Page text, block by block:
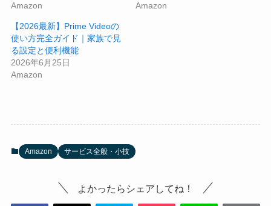
Amazon
Amazon
【2026最新】Prime Videoの
使い方完全ガイド｜家族で見
る設定と便利機能
2026年6月25日
Amazon
Amazon サービス全般・小技
よかったらシェアしてね！